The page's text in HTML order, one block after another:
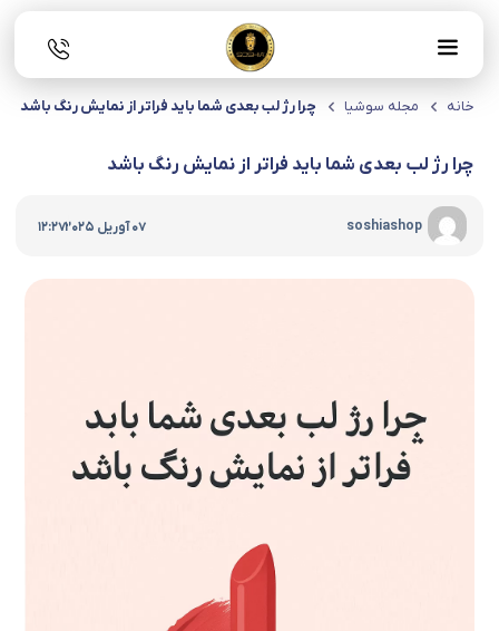
خانه مجله سوشیا چرا رژ لب بعدی شما باید فراتر از نمایش رنگ باشد
چرا رژ لب بعدی شما باید فراتر از نمایش رنگ باشد
soshiashop 07 آوریل 2025 |
12:27